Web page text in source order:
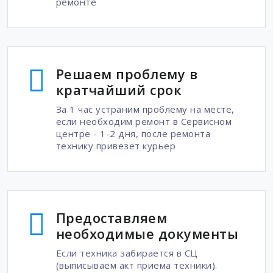
Решаем проблему в
кратчайший срок
За 1 час устраним проблему на месте,
если необходим ремонт в Сервисном
центре - 1-2 дня, после ремонта
технику привезет курьер
Предоставляем
необходимые документы
Если техника забирается в СЦ
(выписываем акт приема техники).